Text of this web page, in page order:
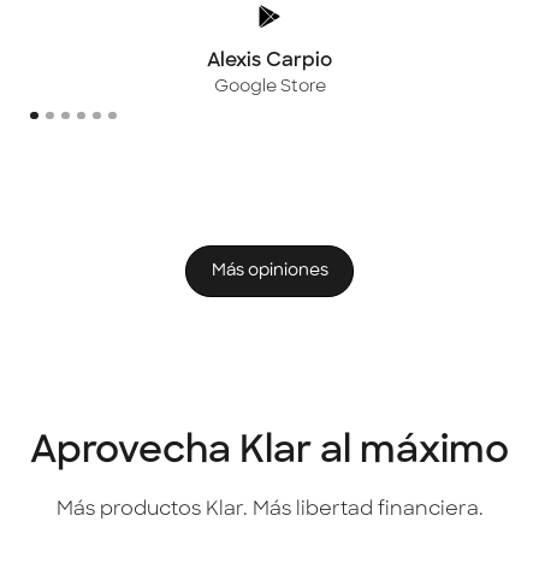
Alexis Carpio
Google Store
Más opiniones
Aprovecha Klar al máximo
Más productos Klar. Más libertad financiera.